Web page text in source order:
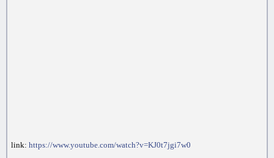
link: https://www.youtube.com/watch?v=KJ0t7jgi7w0